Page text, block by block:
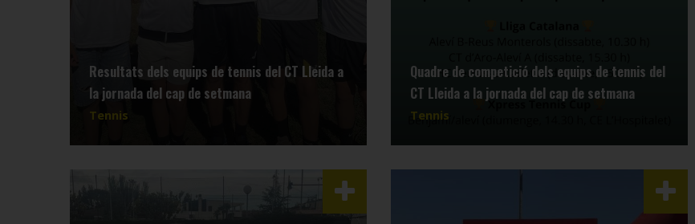
Resultats dels equips de tennis del CT Lleida a
la jornada del cap de setmana
Tennis
Quadre de competició dels equips de tennis del
CT Lleida a la jornada del cap de setmana
Tennis